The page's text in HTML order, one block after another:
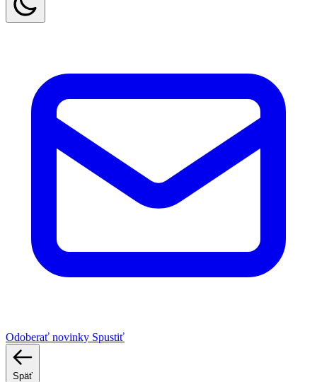
Odoberať novinky Spustiť
Späť